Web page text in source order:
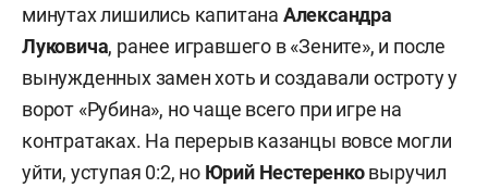
минутах лишились капитана Александра
Луковича, ранее игравшего в «Зените», и после
вынужденных замен хоть и создавали остроту у
ворот «Рубина», но чаще всего при игре на
контратаках. На перерыв казанцы вовсе могли
уйти, уступая 0:2, но Юрий Нестеренковыручил